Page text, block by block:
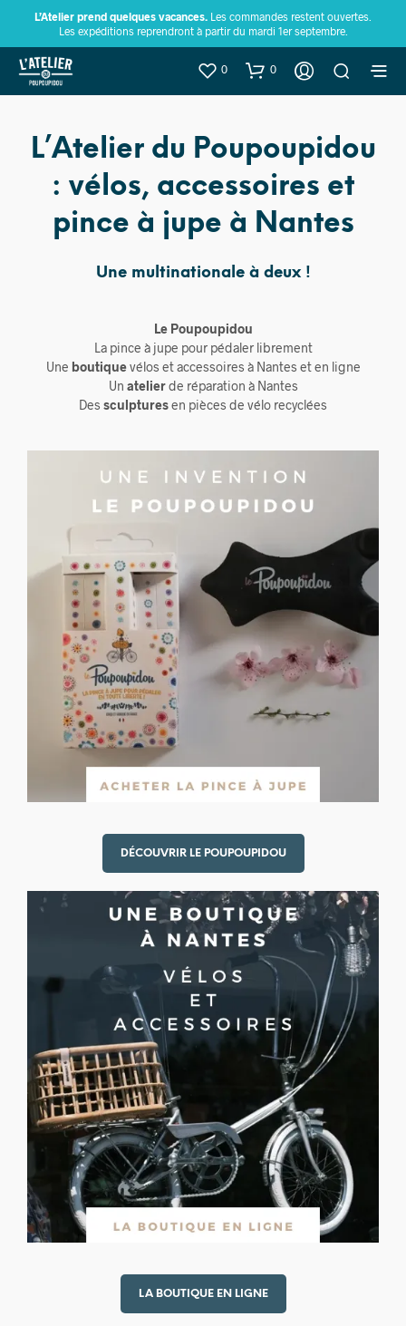
L’Atelier prend quelques vacances. Les commandes restent ouvertes.
Les expéditions reprendront à partir du mardi 1er septembre.
0 0
L’Atelier du Poupoupidou
: vélos, accessoires et
pince à jupe à Nantes
Une multinationale à deux !
Le Poupoupidou
La pince à jupe pour pédaler librement
Une boutiquevélos et accessoires à Nantes et en ligne
Un atelierde réparation à Nantes
Des sculpturesen pièces de vélo recyclées
DÉCOUVRIR LE POUPOUPIDOU
LA BOUTIQUE EN LIGNE